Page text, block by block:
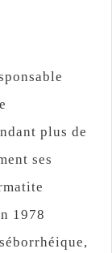
plus de
ses
1978